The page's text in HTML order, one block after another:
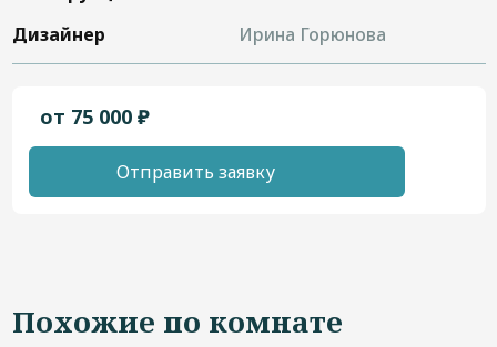
Дизайнер
Ирина Горюнова
от 75 000 ₽
Отправить заявку
Похожие по комнате